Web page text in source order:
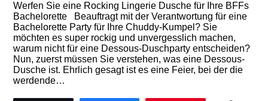
Werfen Sie eine Rocking Lingerie Dusche für Ihre BFFs
Bachelorette Beauftragt mit der Verantwortung für eine
Bachelorette Party für Ihre Chuddy-Kumpel? Sie
möchten es super rockig und unvergesslich machen,
warum nicht für eine Dessous-Duschparty entscheiden?
Nun, zuerst müssen Sie verstehen, was eine Dessous-
Dusche ist. Ehrlich gesagt ist es eine Feier, bei der die
werdende…